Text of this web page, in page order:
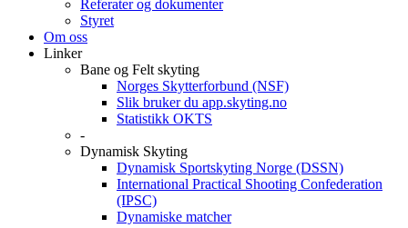
Referater og dokumenter
Styret
Om oss
Linker
Bane og Felt skyting
Norges Skytterforbund (NSF)
Slik bruker du app.skyting.no
Statistikk OKTS
-
Dynamisk Skyting
Dynamisk Sportskyting Norge (DSSN)
International Practical Shooting Confederation
(IPSC)
Dynamiske matcher